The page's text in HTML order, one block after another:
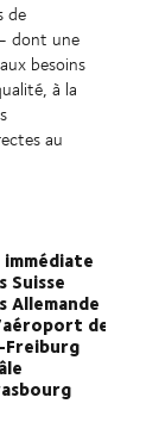
de
dont une
besoins
à la
au
Suisse
Allemande
de